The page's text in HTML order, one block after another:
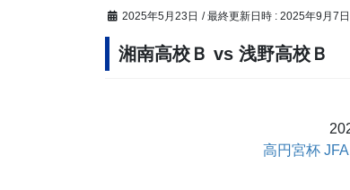
2025年5月23日 / 最終更新日時 : 2025年9月7日
湘南高校Ｂ vs 浅野高校Ｂ
高円宮杯